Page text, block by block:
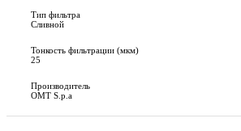
Тип фильтра
Сливной
Тонкость фильтрации (мкм)
25
Производитель
OMT S.p.a